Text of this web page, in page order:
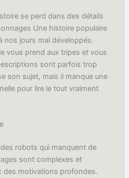
se perd dans des détails
Une histoire populaire
nos jours mal développés.
vous prend aux tripes et vous
sont parfois trop
son sujet, mais il manque une
pour lire le tout vraiment
robots qui manquent de
sont complexes et
des motivations profondes.